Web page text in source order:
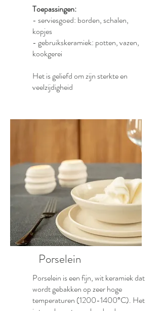
Toepassingen:
- serviesgoed: borden, schalen,
kopjes
- gebruikskeramiek: potten, vazen,
kookgerei
Het is geliefd om zijn sterkte en
veelzijdigheid
Porselein
Porselein is een fijn, wit keramiek dat
wordt gebakken op zeer hoge
temperaturen (1200-1400°C). Het